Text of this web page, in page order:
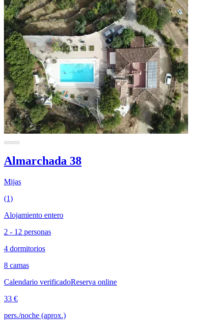
Almarchada 38
Mijas
(1)
Alojamiento entero
2 - 12 personas
4 dormitorios
8 camas
Calendario verificadoReserva online
33 €
pers./noche (aprox.)